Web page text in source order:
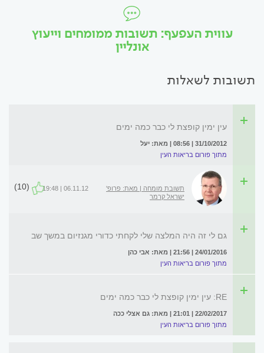
עווית העפעף: תשובות ממומחים וייעוץ
אונליין
תשובות לשאלות
עין ימין קופצת לי כבר כמה ימים
31/10/2012 | 08:56 | מאת: יעל
מתוך פורום בריאות העין
תשובת מומחה | מאת: פרופ'
ישראל קרמר
06.11.12 | 19:48
(10)
גם לי זה היה המלצה שלי לקחתי כדורי מגנזיום במשך שב
24/01/2016 | 21:56 | מאת: אבי כהן
מתוך פורום בריאות העין
RE: עין ימין קופצת לי כבר כמה ימים
22/02/2017 | 21:01 | מאת: גם אצלי ככה
מתוך פורום בריאות העין